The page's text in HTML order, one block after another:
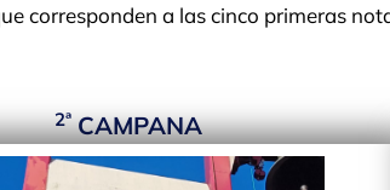
corresponden a las cinco primeras
2ªCAMPANA